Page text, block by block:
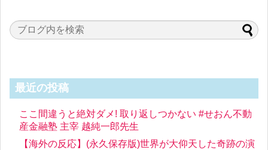
最近の投稿
ここ間違うと絶対ダメ! 取り返しつかない #せおん不動
産金融塾 主宰 越純一郎先生
【海外の反応】(永久保存版)世界が大仰天した奇跡の演